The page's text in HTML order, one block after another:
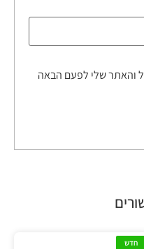
והאתר שלי לפעם הבאה
חדש